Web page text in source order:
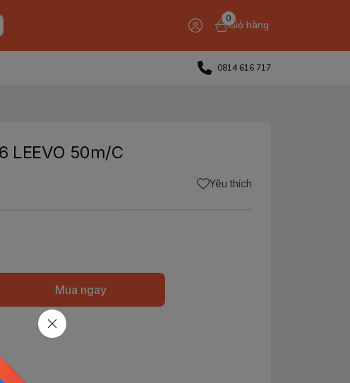
0
Giỏ hàng
0814 616 717
LEEVO 50m/C
Yêu thích
Mua ngay